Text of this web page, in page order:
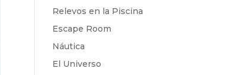
Relevos en la Piscina
Escape Room
Náutica
El Universo